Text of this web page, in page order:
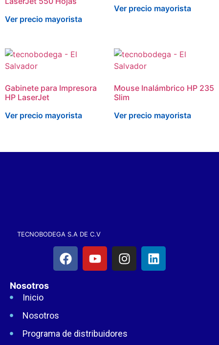
Ver precio mayorista
Ver precio mayorista
Gabinete para Impresora
HP LaserJet
Ver precio mayorista
Mouse Inalámbrico HP 235
Slim
Ver precio mayorista
TECNOBODEGA S.A DE C.V
Nosotros
Inicio
Nosotros
Programa de distribuidores